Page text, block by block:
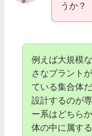
うか？
例えば大規模
さなプラント
ている集合体
設計するのが
ー系はどちら
体の中に属す